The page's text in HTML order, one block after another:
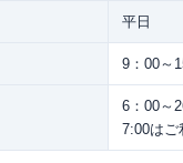
平日
9：00～
6：00～
7:00はご